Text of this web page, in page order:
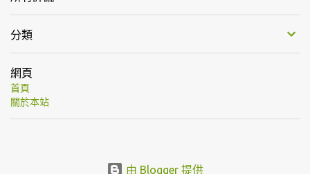
分類
網頁
首頁
關於本站
由 Blogger 提供